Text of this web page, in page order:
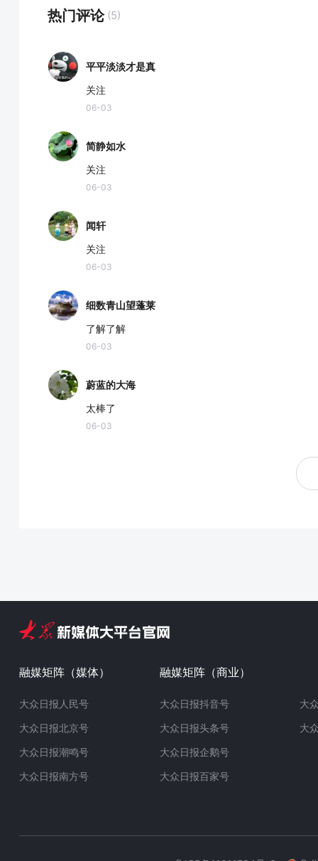
热门评论 (5)
平平淡淡才是真
关注
06-03
简静如水
关注
06-03
闻轩
关注
06-03
细数青山望蓬莱
了解了解
06-03
蔚蓝的大海
太棒了
06-03
融媒矩阵（媒体）
大众日报人民号
大众日报北京号
大众日报潮鸣号
大众日报南方号
融媒矩阵（商业）
大众日报抖音号
大众日报头条号
大众日报企鹅号
大众日报百家号
大
大